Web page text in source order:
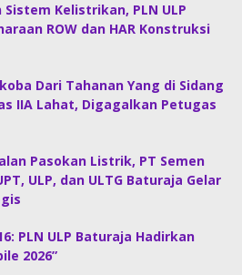
Kelistrikan, PLN ULP
ROW dan HAR Konstruksi
Dari Tahanan Yang di Sidang
IIA Lahat, Digagalkan Petugas
Pasokan Listrik, PT Semen
ULP, dan ULTG Baturaja Gelar
PLN ULP Baturaja Hadirkan
2026”